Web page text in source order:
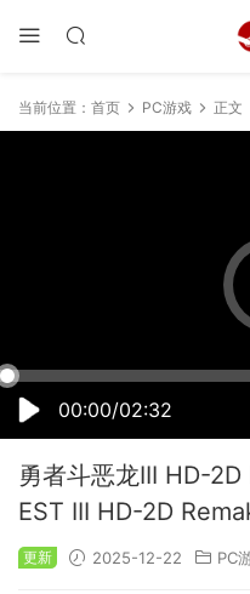
当前位置： 首页 PC游戏 正文
00:00/02:32
50% 75% 100%
勇者斗恶龙III HD-
EST III HD-2D
更新 2025-12-22 PC